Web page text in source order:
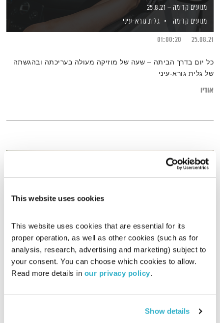
This website uses cookies
This website uses cookies that are essential for its
proper operation, as well as other cookies (such as for
analysis, research, advertising and marketing) subject to
your consent. You can choose which cookies to allow.
Read more details in our privacy policy.
Show details
מנועים קדימה – 25.8.21
מנועים קדימה
גלית גורא-עיני
25.08.21
01:00:20
כל יום בדרך הביתה – שעה של מוזיקה מעולה בעריכתה ובהגשתה
של גלית גורא-עיני
אודיו
כל יום מחדש – 27.11.22
אמיר פרי
27.11.22
00:58:54